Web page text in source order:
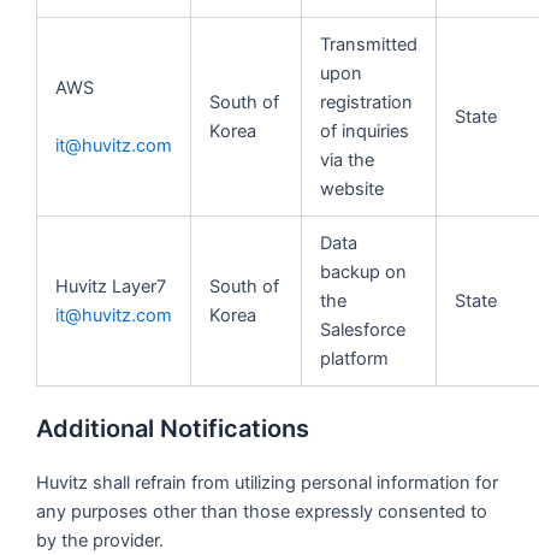
AWS
it@huvitz.com
South of
Korea
Transmitted
upon
registration
of inquiries
via the
website
State
Huvitz Layer7
it@huvitz.com
South of
Korea
Data
backup on
the
Salesforce
platform
State
Additional Notifications
Huvitz shall refrain from utilizing personal information for
any purposes other than those expressly consented to
by the provider.